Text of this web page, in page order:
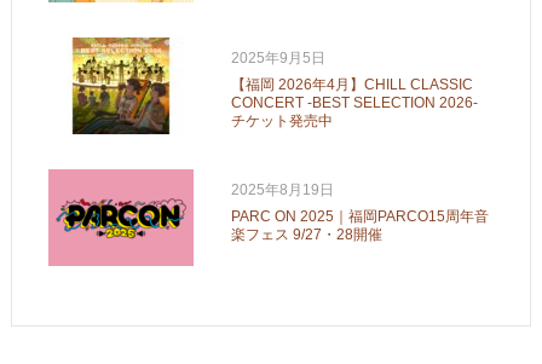
2025年9月5日
【福岡 2026年4月】CHILL CLASSIC
CONCERT -BEST SELECTION 2026-
チケット発売中
2025年8月19日
PARC ON 2025｜福岡PARCO15周年音
楽フェス 9/27・28開催